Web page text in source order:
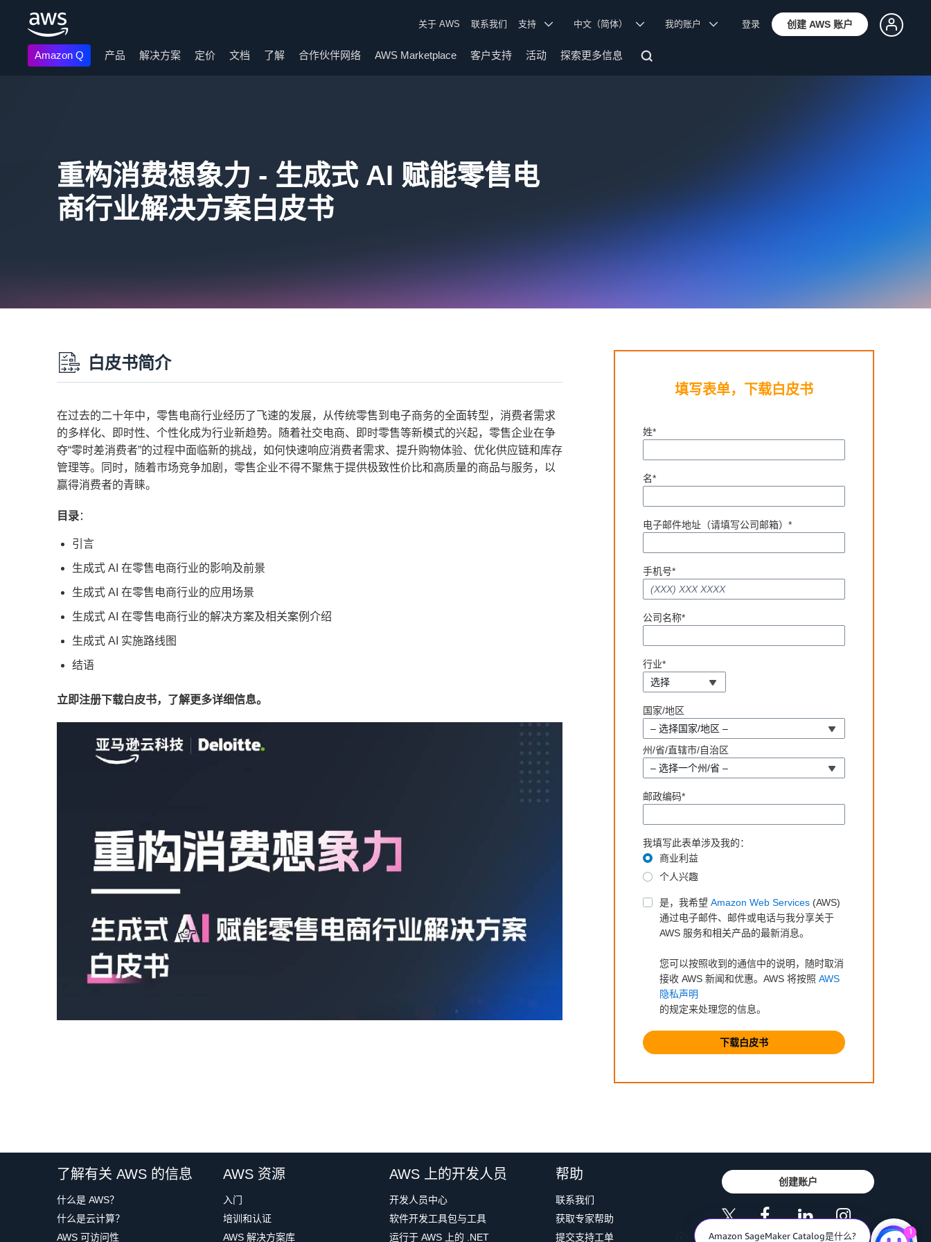
关于 AWS 联系我们 支持 中文（简体） 我的账户 登录 创建 AWS 账户
Amazon Q 产品 解决方案 定价 文档 了解 合作伙伴网络 AWS Marketplace 客户支持 活动 探索更多信息
重构消费想象力 - 生成式 AI 赋能零售电
商行业解决方案白皮书
白皮书简介
在过去的二十年中，零售电商行业经历了飞速的发展，从传统零售到电子商务的全面转型，消费者需求
的多样化、即时性、个性化成为行业新趋势。随着社交电商、即时零售等新模式的兴起，零售企业在争
夺“零时差消费者”的过程中面临新的挑战，如何快速响应消费者需求、提升购物体验、优化供应链和库存
管理等。同时，随着市场竞争加剧，零售企业不得不聚焦于提供极致性价比和高质量的商品与服务，以
赢得消费者的青睐。
目录：
引言
生成式 AI 在零售电商行业的影响及前景
生成式 AI 在零售电商行业的应用场景
生成式 AI 在零售电商行业的解决方案及相关案例介绍
生成式 AI 实施路线图
结语
立即注册下载白皮书，了解更多详细信息。
填写表单，下载白皮书
姓*
名*
电子邮件地址（请填写公司邮箱）*
手机号*
公司名称*
行业*
选择
国家/地区
– 选择国家/地区 –
州/省/直辖市/自治区
– 选择一个州/省 –
邮政编码*
我填写此表单涉及我的：
商业利益
个人兴趣
是，我希望 Amazon Web Services(AWS)
通过电子邮件、邮件或电话与我分享关于
AWS 服务和相关产品的最新消息。
您可以按照收到的通信中的说明，随时取消
接收 AWS 新闻和优惠。AWS 将按照 AWS
隐私声明
的规定来处理您的信息。
下载白皮书
了解有关 AWS 的信息
什么是 AWS？
什么是云计算？
AWS 可访问性
AWS 资源
入门
培训和认证
AWS 解决方案库
AWS 上的开发人员
开发人员中心
软件开发工具包与工具
运行于 AWS 上的 .NET
帮助
联系我们
获取专家帮助
提交支持工单
创建账户
Amazon SageMaker Catalog是什么? 1